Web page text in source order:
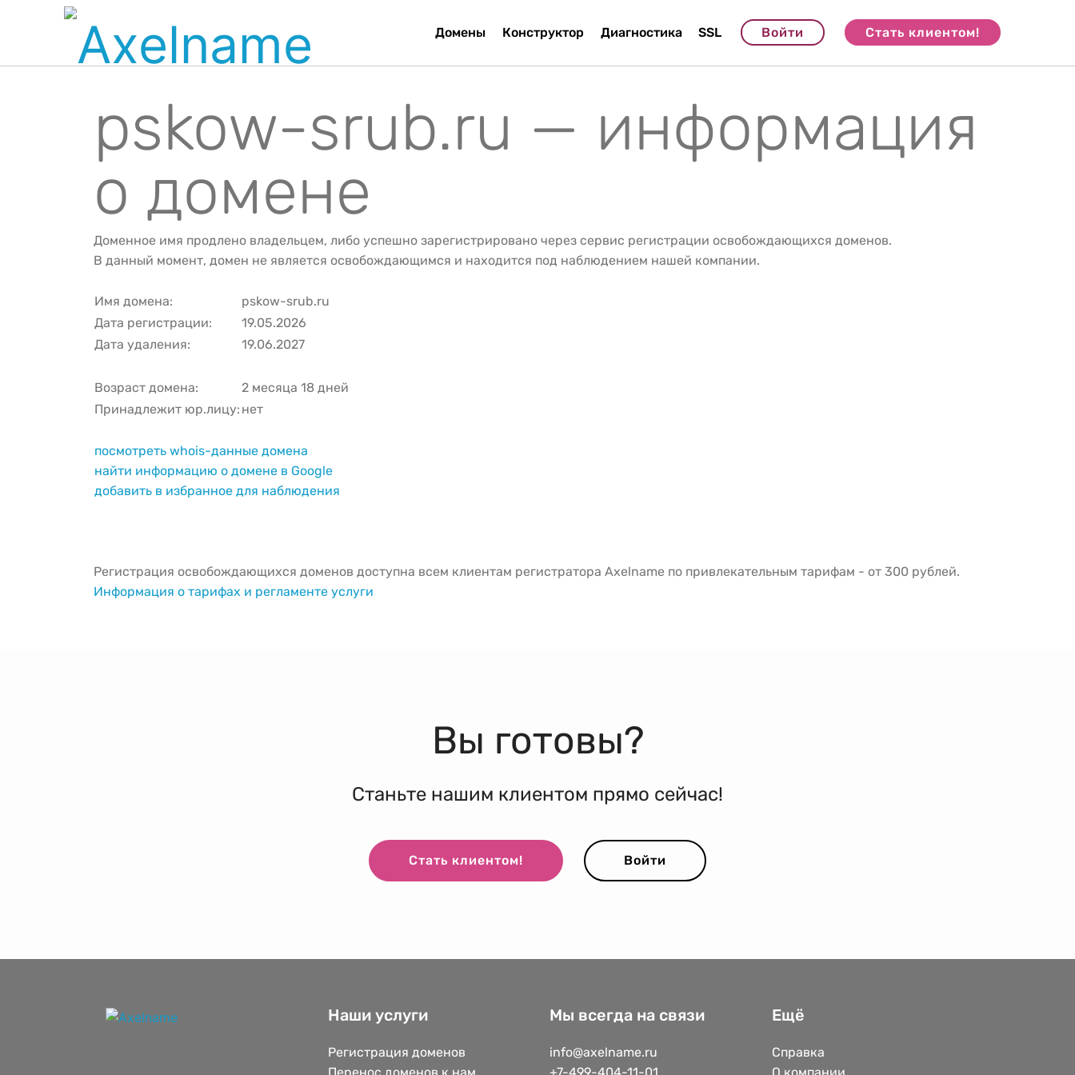
Домены Конструктор Диагностика SSL Войти Стать клиентом!
pskow-srub.ru — информация
о домене
Доменное имя продлено владельцем, либо успешно зарегистрировано через сервис регистрации освобождающихся доменов.
В данный момент, домен не является освобождающимся и находится под наблюдением нашей компании.
Имя домена:
pskow-srub.ru
Дата регистрации:
19.05.2026
Дата удаления:
19.06.2027
Возраст домена:
2 месяца 18 дней
Принадлежит юр.лицу: нет
посмотреть whois-данные домена
найти информацию о домене в Google
добавить в избранное для наблюдения
Регистрация освобождающихся доменов доступна всем клиентам регистратора Axelname по привлекательным тарифам - от 300 рублей.
Информация о тарифах и регламенте услуги
Вы готовы?
Станьте нашим клиентом прямо сейчас!
Стать клиентом! Войти
Наши услуги
Регистрация доменов
Мы всегда на связи
info@axelname.ru
Ещё
Справка